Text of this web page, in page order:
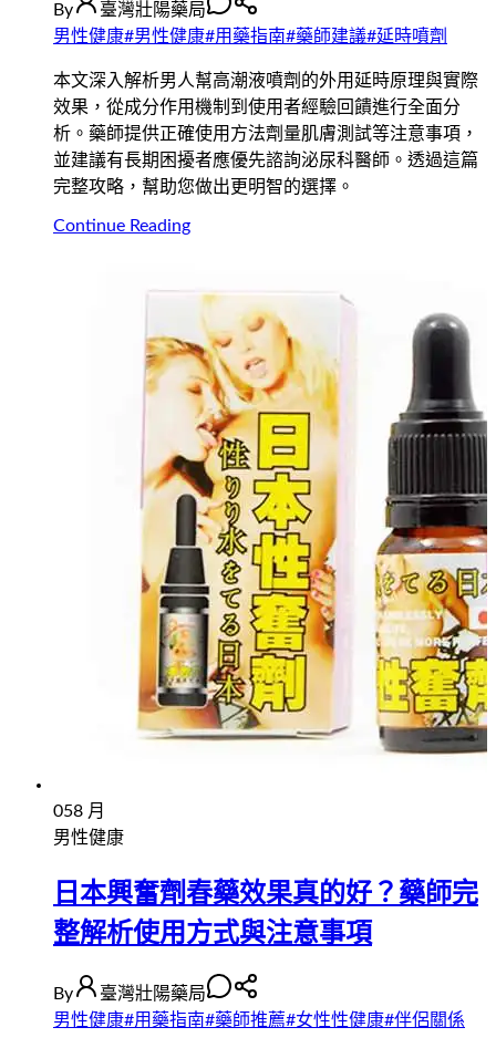
By
臺灣壯陽藥局
男性健康#男性健康#用藥指南#藥師建議#延時噴劑
本文深入解析男人幫高潮液噴劑的外用延時原理與實際
效果，從成分作用機制到使用者經驗回饋進行全面分
析。藥師提供正確使用方法劑量肌膚測試等注意事項，
並建議有長期困擾者應優先諮詢泌尿科醫師。透過這篇
完整攻略，幫助您做出更明智的選擇。
Continue Reading
058 月
男性健康
日本興奮劑春藥效果真的好？藥師完
整解析使用方式與注意事項
By
臺灣壯陽藥局
男性健康#用藥指南#藥師推薦#女性性健康#伴侶關係